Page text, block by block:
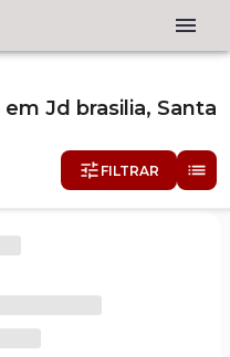
em Jd brasilia, Santa
FILTRAR